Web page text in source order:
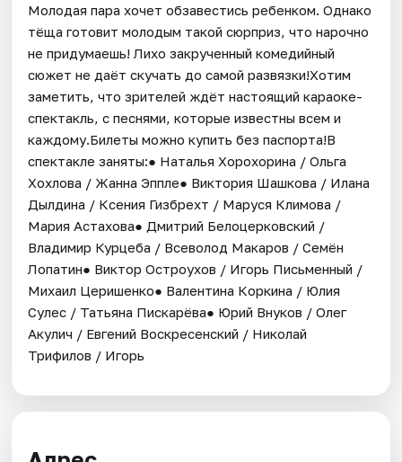
Молодая пара хочет обзавестись ребенком. Однако
тёща готовит молодым такой сюрприз, что нарочно
не придумаешь! Лихо закрученный комедийный
сюжет не даёт скучать до самой развязки!Хотим
заметить, что зрителей ждёт настоящий караоке-
спектакль, с песнями, которые известны всем и
каждому.Билеты можно купить без паспорта!В
спектакле заняты:● Наталья Хорохорина / Ольга
Хохлова / Жанна Эппле● Виктория Шашкова / Илана
Дылдина / Ксения Гизбрехт / Маруся Климова /
Мария Астахова● Дмитрий Белоцерковский /
Владимир Курцеба / Всеволод Макаров / Семён
Лопатин● Виктор Остроухов / Игорь Письменный /
Михаил Церишенко● Валентина Коркина / Юлия
Сулес / Татьяна Пискарёва● Юрий Внуков / Олег
Акулич / Евгений Воскресенский / Николай
Трифилов / Игорь